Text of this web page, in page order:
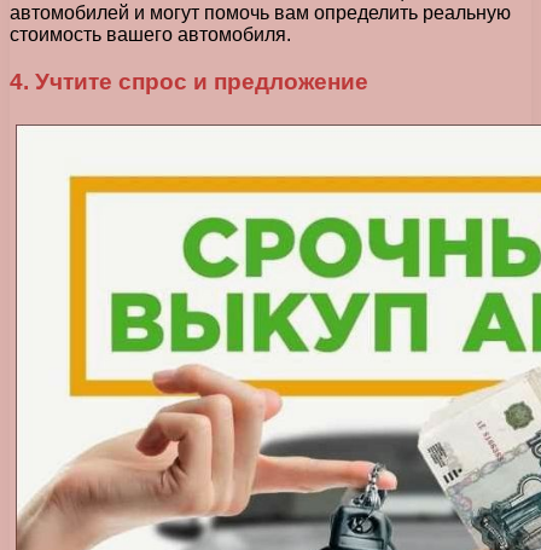
автомобилей и могут помочь вам определить реальную
стоимость вашего автомобиля.
4. Учтите спрос и предложение